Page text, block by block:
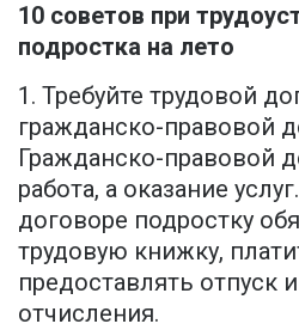
10 советов при
подростка на лето
1. Требуйте трудовой
гражданско-правовой
Гражданско-правовой
работа, а оказание
договоре подростку
трудовую книжку,
предоставлять отпуск
отчисления.